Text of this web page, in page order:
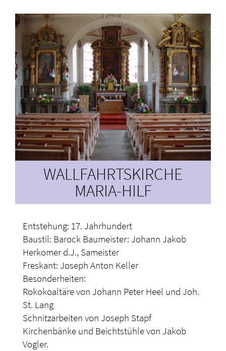
WALLFAHRTSKIRCHE
MARIA-HILF
Entstehung: 17. Jahrhundert
Baustil: Barock Baumeister: Johann Jakob
Herkomer d.J., Sameister
Freskant: Joseph Anton Keller
Besonderheiten:
Rokokoaltäre von Johann Peter Heel und Joh.
St. Lang
Schnitzarbeiten von Joseph Stapf
Kirchenbänke und Beichtstühle von Jakob
Vogler.